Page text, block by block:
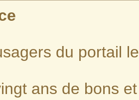
du portail
ans de bons